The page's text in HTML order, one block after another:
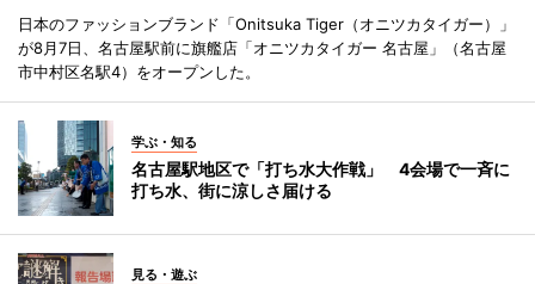
日本のファッションブランド「Onitsuka Tiger（オニツカタイガー）」
が8月7日、名古屋駅前に旗艦店「オニツカタイガー 名古屋」（名古屋
市中村区名駅4）をオープンした。
学ぶ・知る
名古屋駅地区で「打ち水大作戦」 4会場で一斉に
打ち水、街に涼しさ届ける
見る・遊ぶ